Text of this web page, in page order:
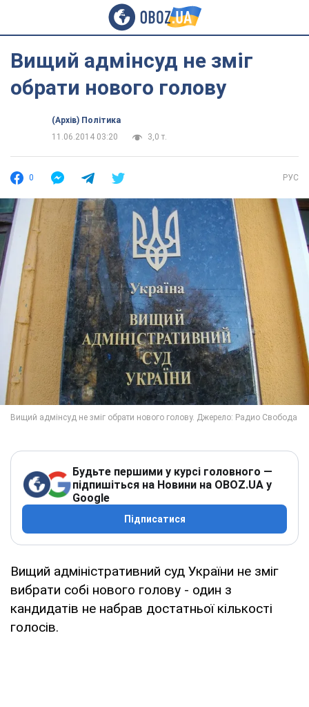
Вищий адмінсуд не зміг
обрати нового голову
(Архів) Політика
11.06.2014 03:20
3,0 т.
0 РУС
Будьте першими у курсі головного —
підпишіться на Новини на OBOZ.UA у
Google
Підписатися
Вищий адміністративний суд України не зміг
вибрати собі нового голову - один з
кандидатів не набрав достатньої кількості
голосів.